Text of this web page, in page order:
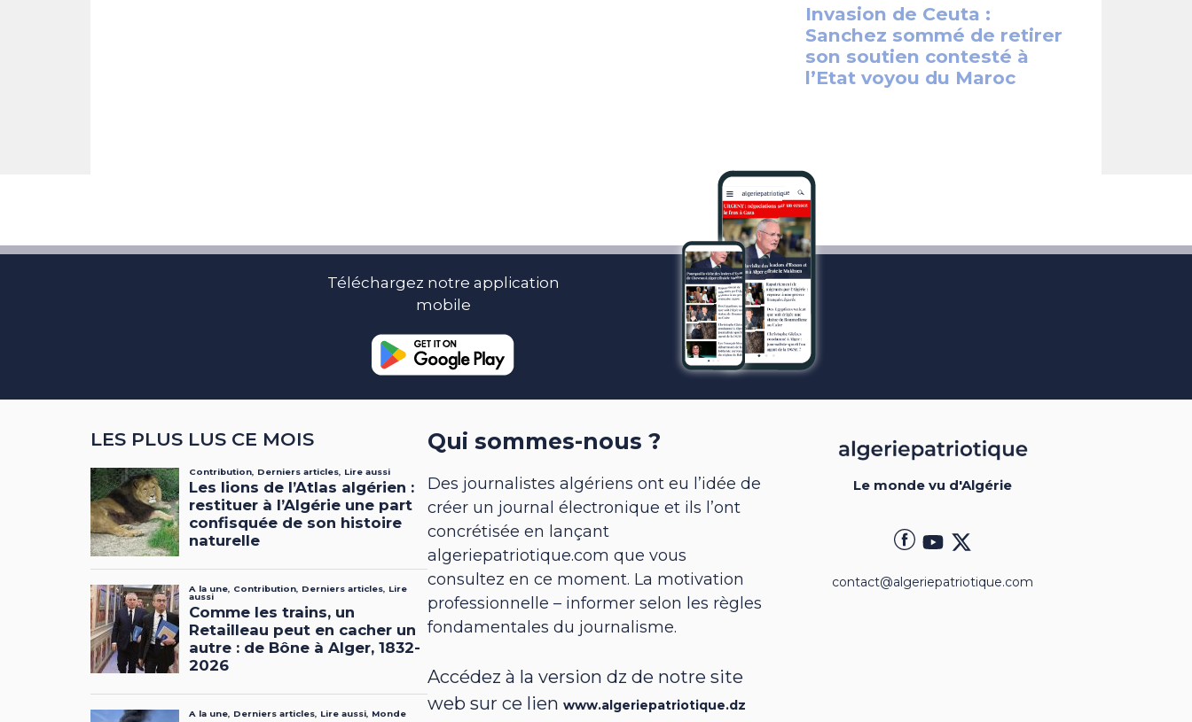
Téléchargez notre application
mobile
LES PLUS LUS CE MOIS Qui sommes-nous ?
Des journalistes algériens ont eu l’idée de
créer un journal électronique et ils l’ont
concrétisée en lançant
algeriepatriotique.com que vous
consultez en ce moment. La motivation
professionnelle – informer selon les règles
fondamentales du journalisme.
Accédez à la version dz de notre site
web sur ce lienwww.algeriepatriotique.dz
Le monde vu d'Algérie
contact@algeriepatriotique.com